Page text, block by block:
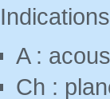
A :
Ch :